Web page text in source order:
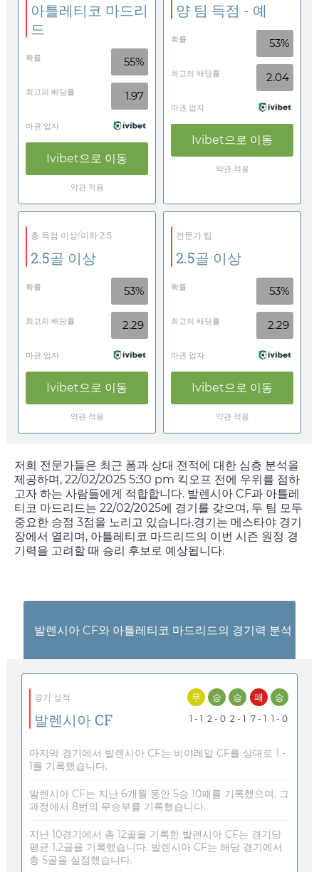
아틀레티코 마드리
드
확률 55%
최고의 배당률 1.97
마권 업자
Ivibet으로 이동
약관 적용
양 팀 득점 - 예
확률 53%
최고의 배당률 2.04
마권 업자
Ivibet으로 이동
약관 적용
총 득점 이상/이하 2.5
2.5골 이상
확률 53%
최고의 배당률 2.29
마권 업자
Ivibet으로 이동
약관 적용
전문가 팁
2.5골 이상
확률 53%
최고의 배당률 2.29
마권 업자
Ivibet으로 이동
약관 적용
저희 전문가들은 최근 폼과 상대 전적에 대한 심층 분석을
제공하며, 22/02/2025 5:30 pm 킥오프 전에 우위를 점하
고자 하는 사람들에게 적합합니다. 발렌시아 CF과 아틀레
티코 마드리드는 22/02/2025에 경기를 갖으며, 두 팀 모두
중요한 승점 3점을 노리고 있습니다.경기는 메스타야 경기
장에서 열리며, 아틀레티코 마드리드의 이번 시즌 원정 경
기력을 고려할 때 승리 후보로 예상됩니다.
발렌시아 CF와 아틀레티코 마드리드의 경기력 분석
경기 성적
발렌시아 CF
무
1 - 1
승
2 - 0
승
2 - 1
패
7 - 1
승
1 - 0
마지막 경기에서 발렌시아 CF는 비야레알 CF를 상대로 1 -
1를 기록했습니다.
발렌시아 CF는 지난 6개월 동안 5승 10패를 기록했으며, 그
과정에서 8번의 무승부를 기록했습니다.
지난 10경기에서 총 12골을 기록한 발렌시아 CF는 경기당
평균 1.2골을 기록했습니다. 발렌시아 CF는 해당 경기에서
총 5골을 실점했습니다.